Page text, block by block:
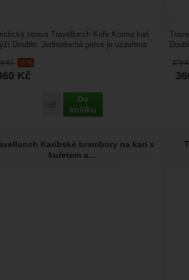
Kč -5 %
Kč
Přidat 'Travellunch Kuře Korma kari
Do
košíku
strava Travellunch Kuře Korma kari
Double: Jednoduchá porce je uzavřena
379
Karibské brambory na kari s
kuřetem a…